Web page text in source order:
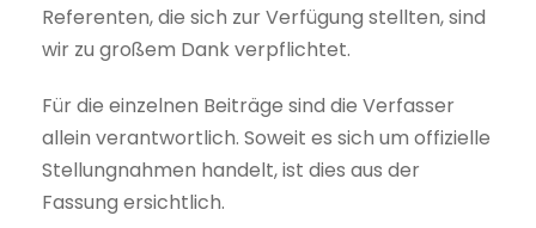
Referenten, die sich zur Verfügung stellten, sind
wir zu großem Dank verpflichtet.
Für die einzelnen Beiträge sind die Verfasser
allein verantwortlich. Soweit es sich um offizielle
Stellungnahmen handelt, ist dies aus der
Fassung ersichtlich.